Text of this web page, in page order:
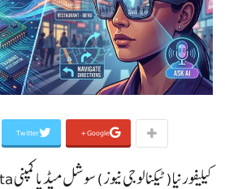
Twitter Google+